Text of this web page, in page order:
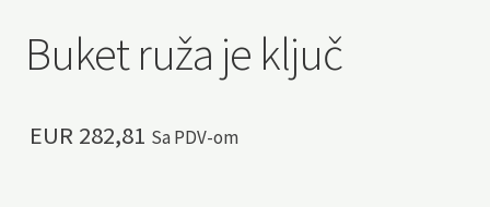
Buket ruža je ključ
EUR 282,81 Sa PDV-om